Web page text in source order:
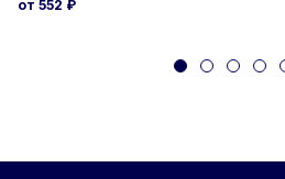
от 552 ₽